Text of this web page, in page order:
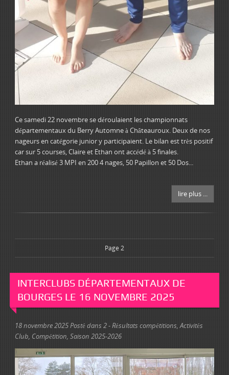
Ce samedi 22 novembre se déroulaient les championnats
départementaux du Berry Automne à Châteauroux. Deux de nos
nageurs en catégorie junior y participaient. Le bilan est très positif
car sur 5 courses, Claire et Ethan ont accédé à 5 finales.
Ethan a réalisé 3 MPI en 200 4 nages, 50 Papillon et 50 Dos...
lire plus ...
Page 2
INTERCLUBS DÉPARTEMENTAUX DE
BOURGES LE 16 NOVEMBRE 2025
18 novembre 2025Posté dans 2 - Résultats compétitions,Activités
Club, Compétition, Saison 2025-2026